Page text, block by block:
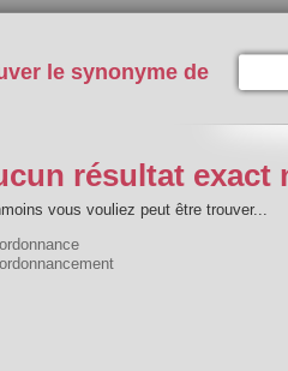
le synonyme de
résultat exact
vous vouliez peut être trouver...
ordonnance
ordonnancement